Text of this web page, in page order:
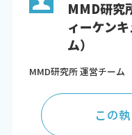
MMD研究
ィーケン
ム）
MMD研究所 運営チーム
この